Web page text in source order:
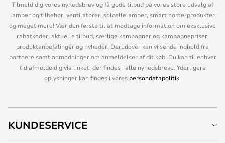
Tilmeld dig vores nyhedsbrev og få gode tilbud på vores store udvalg af
lamper og tilbehør, ventilatorer, solcellelamper, smart home-produkter
og meget mere! Vær den første til at modtage information om eksklusive
rabatkoder, aktuelle tilbud, særlige kampagner og kampagnepriser,
produktanbefalinger og nyheder. Derudover kan vi sende indhold fra
partnere samt anmodninger om anmeldelser af dit køb. Du kan til enhver
tid afmelde dig via linket, der findes i alle nyhedsbreve. Yderligere
oplysninger kan findes i vores persondatapolitik.
KUNDESERVICE